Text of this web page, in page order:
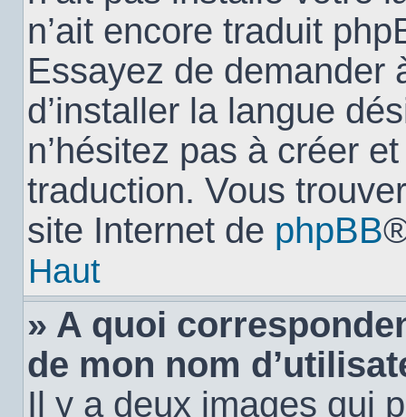
n’ait encore traduit
Essayez de demander
d’installer la langue
n’hésitez pas à créer
traduction. Vous
site Internet de phpBB
Haut
» A quoi
de mon nom
Il y a deux images qui